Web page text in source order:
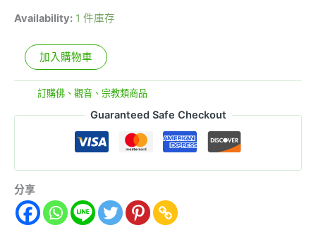
Availability: 1 件庫存
加入購物車
訂購佛、觀音、宗教類商品
Guaranteed Safe Checkout
分享